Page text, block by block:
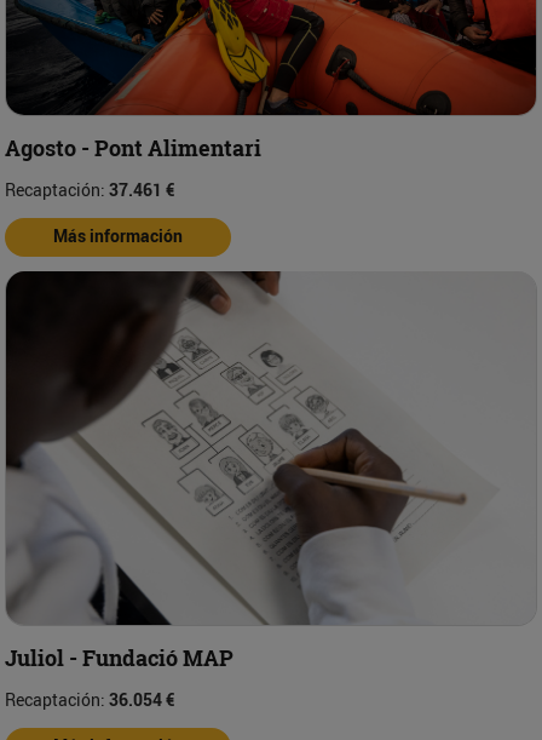
Agosto - Pont Alimentari
Recaptación: 37.461 €
Más información
Juliol - Fundació MAP
Recaptación: 36.054 €